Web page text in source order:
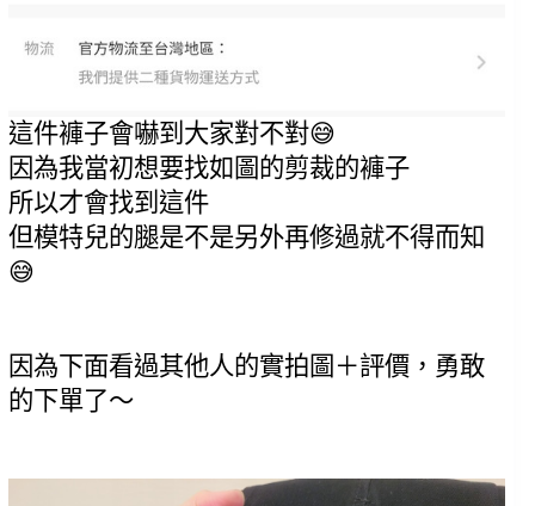
這件褲子會嚇到大家對不對😅
因為我當初想要找如圖的剪裁的褲子
所以才會找到這件
但模特兒的腿是不是另外再修過就不得而知
😅
因為下面看過其他人的實拍圖＋評價，勇敢
的下單了～